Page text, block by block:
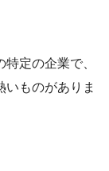
定の企業で、
ものがありま